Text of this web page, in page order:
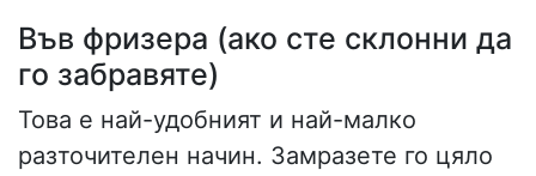
Във фризера (ако сте склонни да
го забравяте)
Това е най-удобният и най-малко
разточителен начин. Замразете го цяло